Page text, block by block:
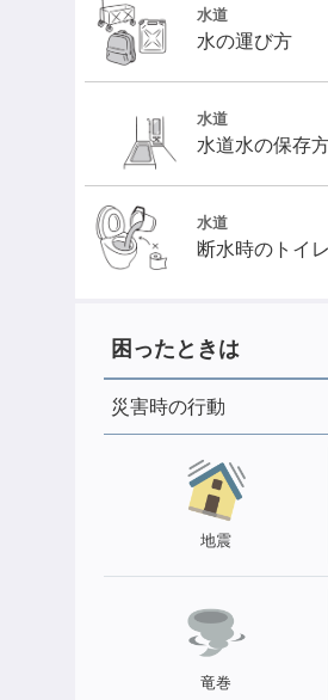
水道
水の運び方
水道
水道水の保存
水道
断水時のトイ
困ったときは
災害時の行動
地震
竜巻